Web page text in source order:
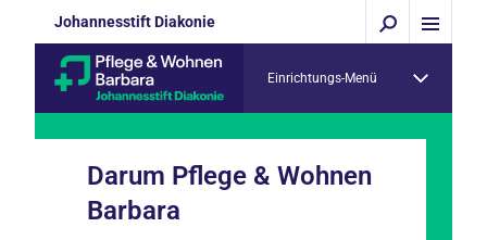
Johannesstift Diakonie
Einrichtungs-Menü
Darum Pflege & Wohnen
Barbara